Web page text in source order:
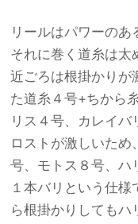
リールはパワーのあ
それに巻く道糸は太
近ごろは根掛かりが
た道糸４号+ちから
リス４号、カレイ
ロストが激しいた
号、モトス８号、ハ
１本バリという仕
ら根掛かりしても